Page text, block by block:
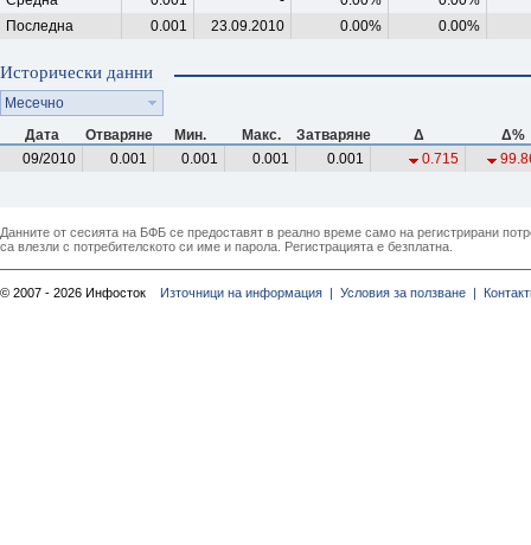
Последна
0.001 23.09.2010 0.00% 0.00%
Исторически данни
Месечно
Дата
Отваряне Мин. Макс. Затваряне Δ
Δ%
09/2010
0.001 0.001 0.001 0.001 0.715
Данните от сесията на БФБ се предоставят в реално време само на регистрирани
са влезли с потребителското си име и парола. Регистрацията е безплатна.
© 2007 - 2026 Инфосток Източници на информация | Условия за ползване |